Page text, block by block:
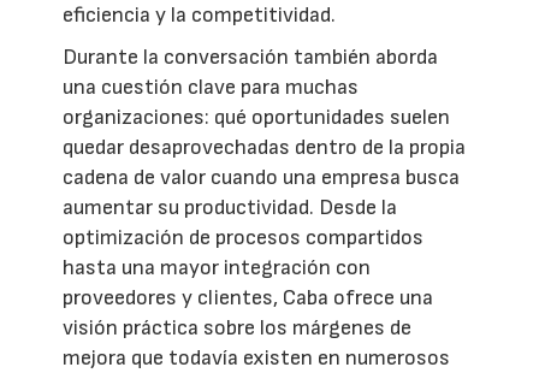
eficiencia y la competitividad.
Durante la conversación también aborda
una cuestión clave para muchas
organizaciones: qué oportunidades suelen
quedar desaprovechadas dentro de la propia
cadena de valor cuando una empresa busca
aumentar su productividad. Desde la
optimización de procesos compartidos
hasta una mayor integración con
proveedores y clientes, Caba ofrece una
visión práctica sobre los márgenes de
mejora que todavía existen en numerosos